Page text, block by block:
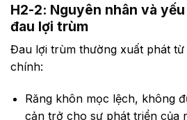
H2-2: Nguyên nhân và
đau lợi trùm
Đau lợi trùm thường xuất phát
chính:
Răng khôn mọc lệch, không
cản trở cho sự phát triển của